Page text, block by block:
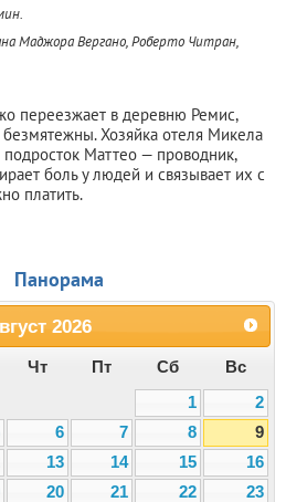
Маджора Вергано, Роберто Читран,
переезжает в деревню Ремис,
Хозяйка отеля Микела
Маттео — проводник,
боль у людей и связывает их с
платить.
Панорама
2026
Чт Пт Сб
Вс
1
2
6 7 8
9
13 14 15
16
20 21 22
23